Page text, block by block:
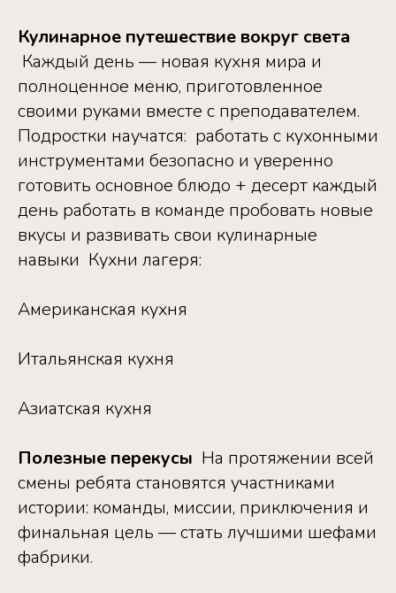
Кулинарное путешествие вокруг света
‎ ‎Каждый день — новая кухня мира и
полноценное меню, приготовленное
своими руками вместе с преподавателем. ‎
‎Подростки научатся: ‎ ‎работать с кухонными
инструментами безопасно и уверенно
‎готовить основное блюдо + десерт каждый
день ‎работать в команде ‎пробовать новые
вкусы и развивать свои кулинарные
навыки ‎ ‎Кухни лагеря: ‎ ‎
Американская кухня ‎
Итальянская кухня ‎
Азиатская кухня ‎
Полезные перекусы ‎ ‎На протяжении всей
смены ребята становятся участниками
истории: ‎команды, миссии, приключения и
финальная цель — стать лучшими шефами
фабрики. ‎ ‎